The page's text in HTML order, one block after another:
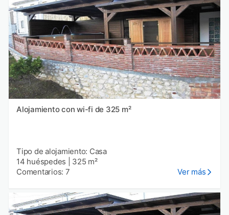
Alojamiento con wi-fi de 325 m²
Tipo de alojamiento: Casa
14 huéspedes
325 m²
Comentarios: 7
Ver más